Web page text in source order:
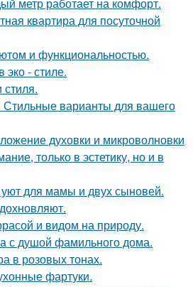
метр работает на комфорт.
квартира для посуточной
и функциональностью.
- стиле.
стиля.
варианты для вашего
духовки и микроволновки
только в эстетику, но и в
для мамы и двух сыновей.
и видом на природу.
с душой фамильного дома.
в розовых тонах.
фартуки.